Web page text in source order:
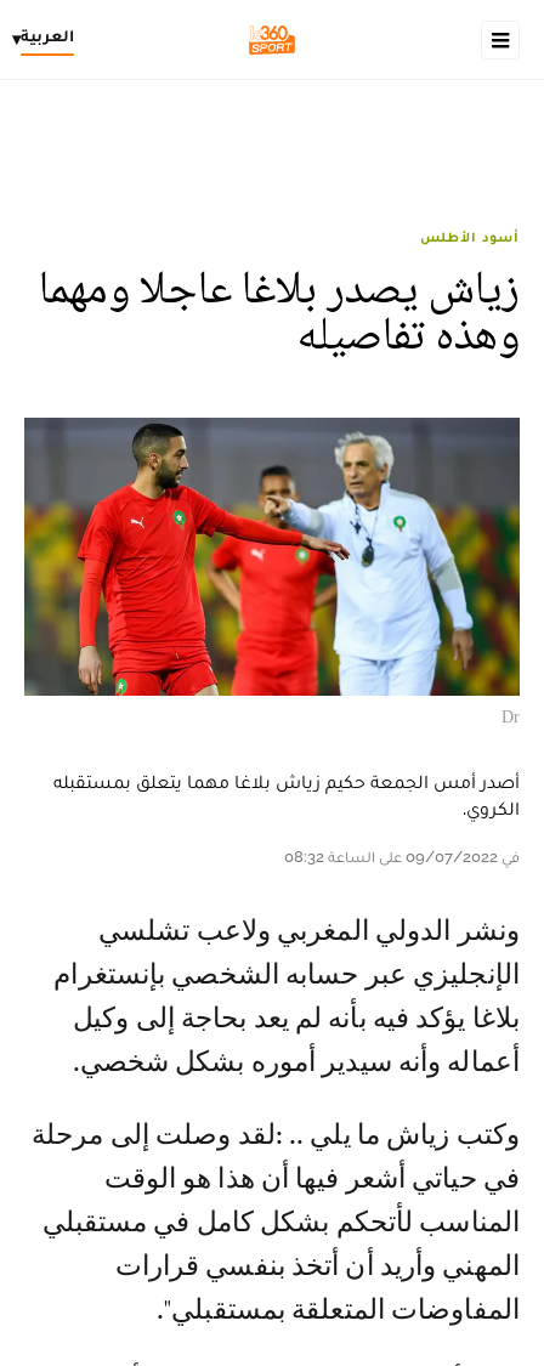
العربية▾
أسود الأطلس
زياش يصدر بلاغا عاجلا ومهما
وهذه تفاصيله
Dr
أصدر أمس الجمعة حكيم زياش بلاغا مهما يتعلق بمستقبله
الكروي.
في 09/07/2022 على الساعة 08:32
ونشر الدولي المغربي ولاعب تشلسي
الإنجليزي عبر حسابه الشخصي بإنستغرام
بلاغا يؤكد فيه بأنه لم يعد بحاجة إلى وكيل
أعماله وأنه سيدير أموره بشكل شخصي.
وكتب زياش ما يلي .. :لقد وصلت إلى مرحلة
في حياتي أشعر فيها أن هذا هو الوقت
المناسب لأتحكم بشكل كامل في مستقبلي
المهني وأريد أن أتخذ بنفسي قرارات
المفاوضات المتعلقة بمستقبلي".